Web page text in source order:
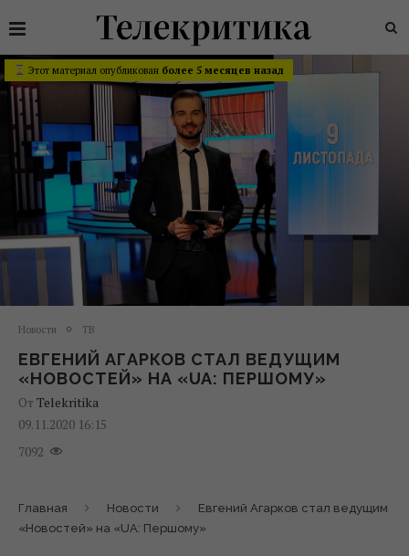
Этот материал опубликован более 5 месяцев назад
Новости ТВ
ЕВГЕНИЙ АГАРКОВ СТАЛ ВЕДУЩИМ
«НОВОСТЕЙ» НА «UA: ПЕРШОМУ»
От Telekritika
09.11.2020 16:15
7092
Главная Новости
Евгений Агарков стал ведущим
«Новостей» на «UA: Першому»